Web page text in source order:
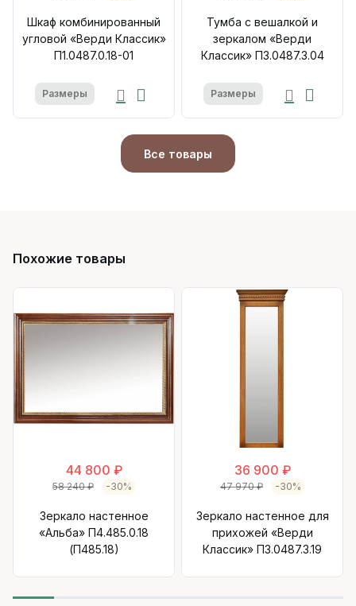
Шкаф комбинированный
угловой «Верди Классик»
П1.0487.0.18-01
Размеры
Тумба с вешалкой и
зеркалом «Верди
Классик» П3.0487.3.04
Размеры
Все товары
Похожие товары
44 800 ₽
58 240 ₽ -30%
Зеркало настенное
«Альба» П4.485.0.18
(П485.18)
36 900 ₽
47 970 ₽ -30%
Зеркало настенное для
прихожей «Верди
Классик» П3.0487.3.19